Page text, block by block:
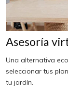
Asesoría
Una alternativa
seleccionar tus
tu jardín.